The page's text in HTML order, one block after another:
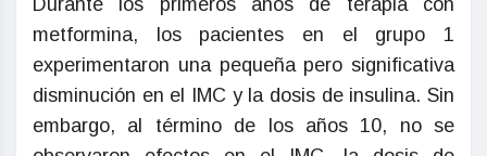
Durante los primeros años de terapia con
metformina, los pacientes en el grupo 1
experimentaron una pequeña pero significativa
disminución en el IMC y la dosis de insulina. Sin
embargo, al término de los años 10, no se